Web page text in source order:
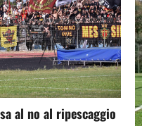
al no al ripescaggio